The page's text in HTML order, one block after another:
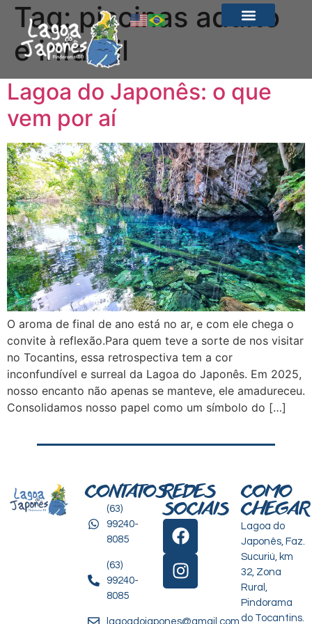
Tag:piscinas adulto
e infantil
Lagoa do Japonês: o que
vem por aí
O aroma de final de ano está no ar, e com ele chega o
convite à reflexão.Para quem teve a sorte de nos visitar
no Tocantins, essa retrospectiva tem a cor
inconfundível e surreal da Lagoa do Japonês. Em 2025,
nosso encanto não apenas se manteve, ele amadureceu.
Consolidamos nosso papel como um símbolo do […]
CONTATOS
(63)
99240-
8085
(63)
99240-
8085
lagoadojapones@gmail.com
REDES
SOCIAIS
COMO
CHEGAR
Lagoa do
Japonês, Faz.
Sucuriú, km
32, Zona
Rural,
Pindorama
do Tocantins.